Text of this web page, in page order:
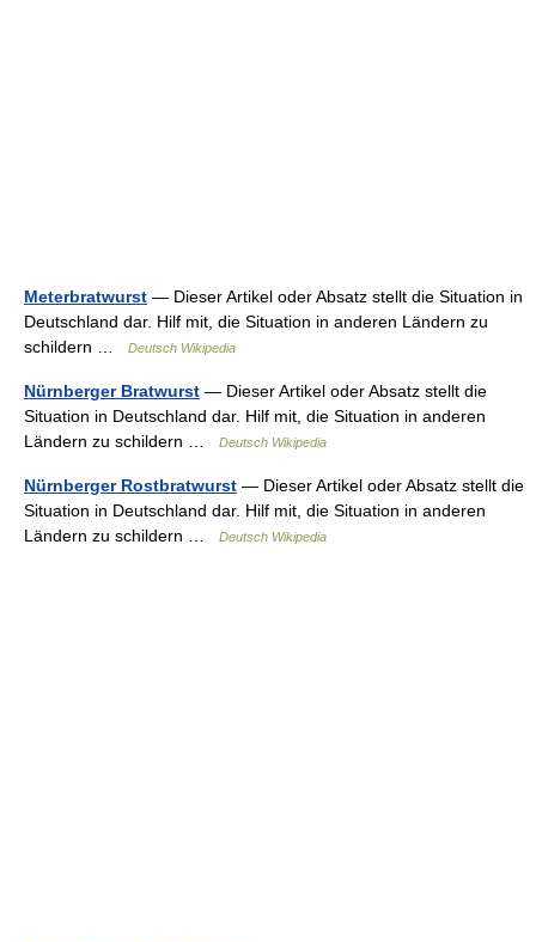
Meterbratwurst — Dieser Artikel oder Absatz stellt die Situation in
Deutschland dar. Hilf mit, die Situation in anderen Ländern zu
schildern …
Deutsch Wikipedia
Nürnberger Bratwurst — Dieser Artikel oder Absatz stellt die
Situation in Deutschland dar. Hilf mit, die Situation in anderen
Ländern zu schildern …
Deutsch Wikipedia
Nürnberger Rostbratwurst — Dieser Artikel oder Absatz stellt die
Situation in Deutschland dar. Hilf mit, die Situation in anderen
Ländern zu schildern …
Deutsch Wikipedia